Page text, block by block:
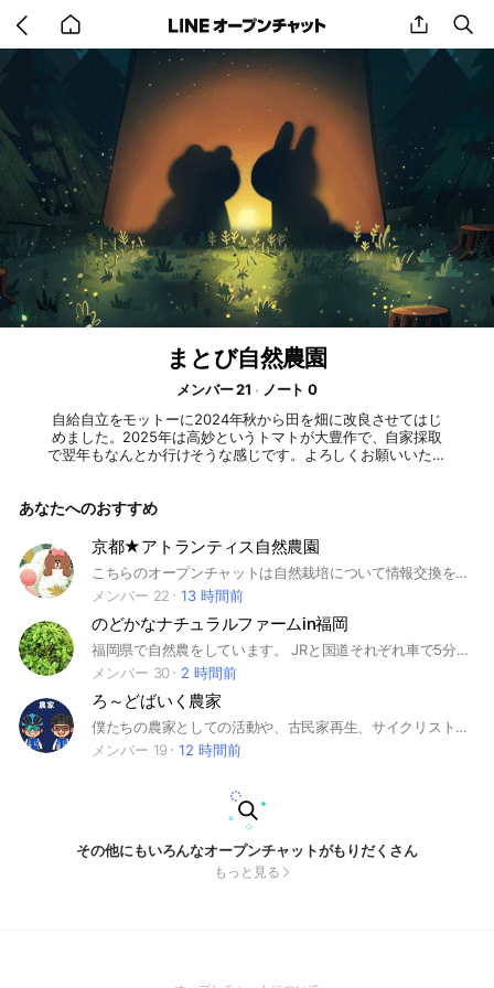
back
to
home
share
まとび自然農園
メンバー 21
ノート 0
自給自立をモットーに2024年秋から田を畑に改良させてはじ
めました。2025年は高妙というトマトが大豊作で、自家採取
で翌年もなんとか行けそうな感じです。よろしくお願いいたし
あなたへのおすすめ
京都★アトランティス自然農園
こちらのオープンチャットは自然栽培について情報交換をするためのオープンチャットです！自然栽培に興味がある方、自然栽培初心者の方、どなたでも歓迎です！楽しく、優しく参加して、自然栽培をYuさんを中心に広げていきましょう！❣️
メンバー 22
13 時間前
のどかなナチュラルファームin福岡
福岡県で自然農をしています。 JRと国道それぞれ車で5分の距離にありながら山に囲まれのどかで自然豊かな環境です。 無農薬・無化学肥料・無除草剤のハーブや野菜の畑に是非癒されに来てください☺️ また農園の情報を発信していきますので、遠方の方も是非お友達になってください🤲🌱
メンバー 30
2 時間前
ろ～どばいく農家
僕たちの農家としての活動や、古民家再生、サイクリストとしての活動、等など、少しでも興味をもって頂けたら、気軽にご参加下さい！ イベント開催の報告や様々な交流等、色々な目的で活用していく場となります！
メンバー 19
12 時間前
その他にもいろんなオープンチャットがもりだくさん
もっと見る